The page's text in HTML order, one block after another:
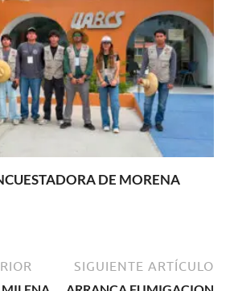
DE MORENA
SIGUIENTE ARTÍCULO